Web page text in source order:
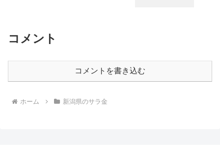
コメント
コメントを書き込む
ホーム 新潟県のサラ金